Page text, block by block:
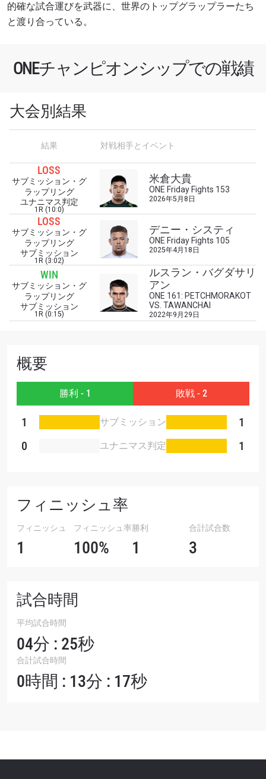
的確な試合運びを武器に、世界のトップグラップラーたち
と渡り合っている。
ONEチャンピオンシップでの戦績
大会別結果
結果 対戦相手とイベント
LOSS
サブミッション・グ
ラップリング
ユナニマス判定
1R (10:0)
米倉大貴
ONE Friday Fights 153
2026年5月8日
LOSS
サブミッション・グ
ラップリング
サブミッション
1R (3:02)
デニー・システィ
ONE Friday Fights 105
2025年4月18日
WIN
サブミッション・グ
ラップリング
サブミッション
1R (0:15)
ルスラン・バグダサリ
アン
ONE 161: PETCHMORAKOT
VS. TAWANCHAI
2022年9月29日
概要
勝利 - 1 敗戦 - 2
1 サブミッション
1
0
ユナニマス判定 1
フィニッシュ率
フィニッシュ
1
フィニッシュ率
100%
勝利
1
合計試合数
3
試合時間
平均試合時間
04分 : 25秒
合計試合時間
0時間 : 13分 : 17秒
大会
ハイライトを見る
ONEチャンピオンシップとどこでも一緒！ 最新ニ
ュース、特別オファー、ライブイベントの最高の
席をゲットするため今すぐ登録を！
Eメール
名前（ローマ字で記入）
購読
このフォームを送信することにより、お客様は当
社のプライバシーポリシー
に基づく情報の収集、
使用および開示に同意したことになります。お客
様は、いつでも配信を停止することができます。